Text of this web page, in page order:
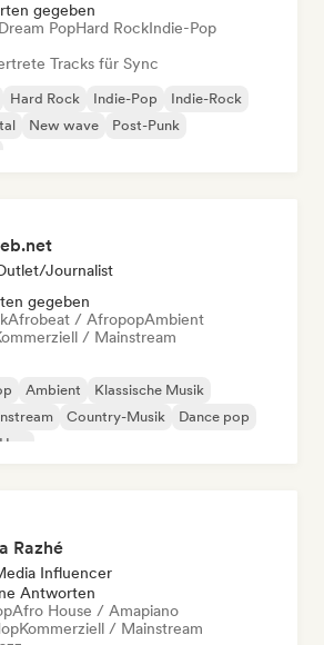
gegeben
Dream PopHard RockIndie-Pop
Tracks für Sync
Hard Rock Indie-Pop
Indie-Rock
New wave
Post-Punk
Journalist
gegeben
Afrobeat / AfropopAmbient
/ Mainstream
Ambient
Klassische Musik
Country-Musik
Dance pop
Razhé
Influencer
Antworten
Afro House / Amapiano
Kommerziell / Mainstream